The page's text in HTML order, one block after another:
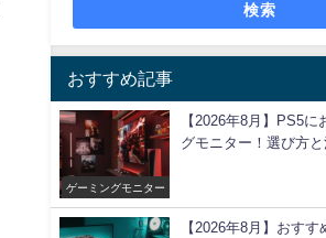
検索
おすすめ記事
ゲーミングモニター
【2026年8月】PS5
グモニター！選び方と
【2026年8月】おす